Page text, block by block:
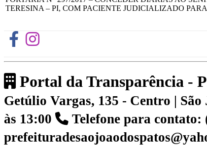
TERESINA – PI, COM PACIENTE JUDICIALIZADO
Portal da Transparência -
Getúlio Vargas, 135 - Centro | São
às 13:00
Telefone para contato: